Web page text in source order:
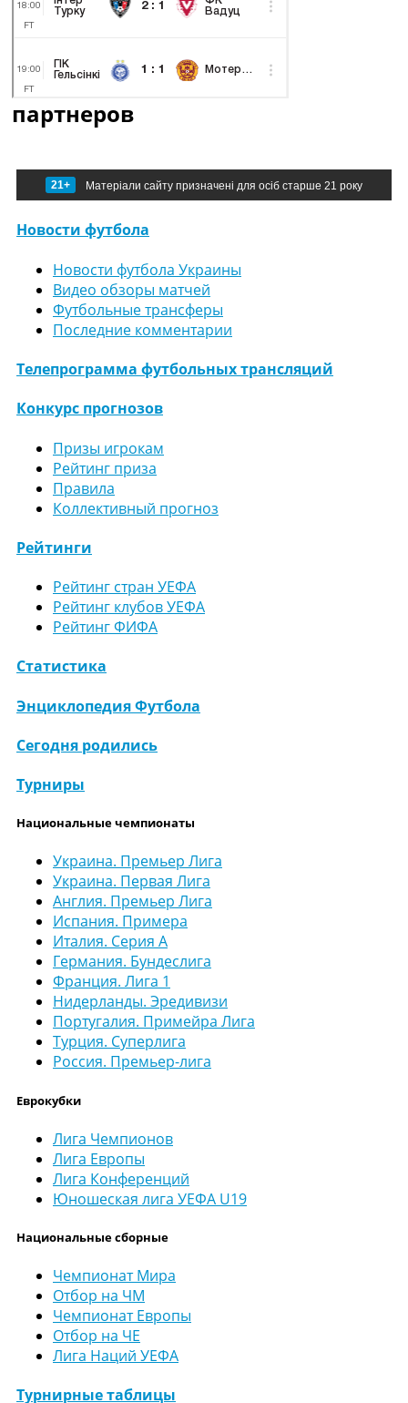
партнеров
21+ Матеріали сайту призначені для осіб старше 21 року
Новости футбола
Новости футбола Украины
Видео обзоры матчей
Футбольные трансферы
Последние комментарии
Телепрограмма футбольных трансляций
Конкурс прогнозов
Призы игрокам
Рейтинг приза
Правила
Коллективный прогноз
Рейтинги
Рейтинг стран УЕФА
Рейтинг клубов УЕФА
Рейтинг ФИФА
Статистика
Энциклопедия Футбола
Сегодня родились
Турниры
Национальные чемпионаты
Украина. Премьер Лига
Украина. Первая Лига
Англия. Премьер Лига
Испания. Примера
Италия. Серия А
Германия. Бундеслига
Франция. Лига 1
Нидерланды. Эредивизи
Португалия. Примейра Лига
Турция. Суперлига
Россия. Премьер-лига
Еврокубки
Лига Чемпионов
Лига Европы
Лига Конференций
Юношеская лига УЕФА U19
Национальные сборные
Чемпионат Мира
Отбор на ЧМ
Чемпионат Европы
Отбор на ЧЕ
Лига Наций УЕФА
Турнирные таблицы